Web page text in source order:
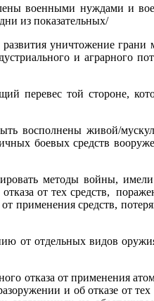
военными нуждами и
из показательных/
развития уничтожение
и аграрного
той стороне,
восполнены живой/
боевых средств
методы войны,
от тех средств,
применения средств,
от отдельных видов
отказа от применения
и об отказе от